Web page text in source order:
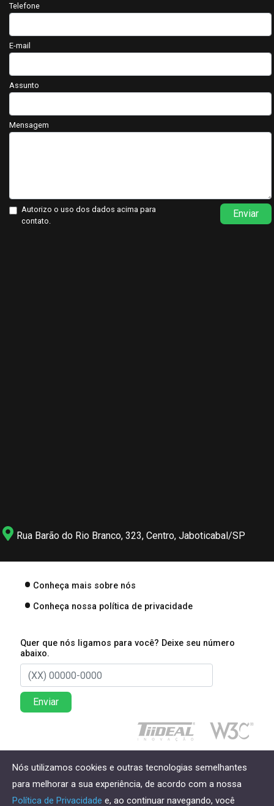
Telefone
E-mail
Assunto
Mensagem
Autorizo o uso dos dados acima para
contato.
Enviar
Rua Barão do Rio Branco, 323, Centro, Jaboticabal/SP
Conheça mais sobre nós
Conheça nossa política de privacidade
Quer que nós ligamos para você? Deixe seu número
abaixo.
Enviar
Direitos reservados à Lima Associados Contabilidade
Empresarial - 2026
Nós utilizamos cookies e outras tecnologias semelhantes
para melhorar a sua experiência, de acordo com a nossa
Política de Privacidade e, ao continuar navegando, você